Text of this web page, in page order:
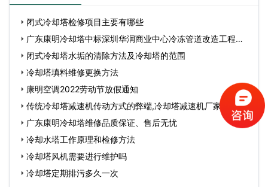
闭式冷却塔检修项目主要有哪些
广东康明冷却塔中标深圳华润商业中心冷冻管道改造工程…
闭式冷却塔水垢的清除方法及冷却塔的范围
冷却塔填料维修更换方法
康明空调2022劳动节放假通知
传统冷却塔减速机传动方式的弊端,冷却塔减速机厂家…
广东康明冷却塔维修品质保证、售后无忧
冷却水塔工作原理和检修方法
冷却塔风机需要进行维护吗
冷却塔定期排污多久一次